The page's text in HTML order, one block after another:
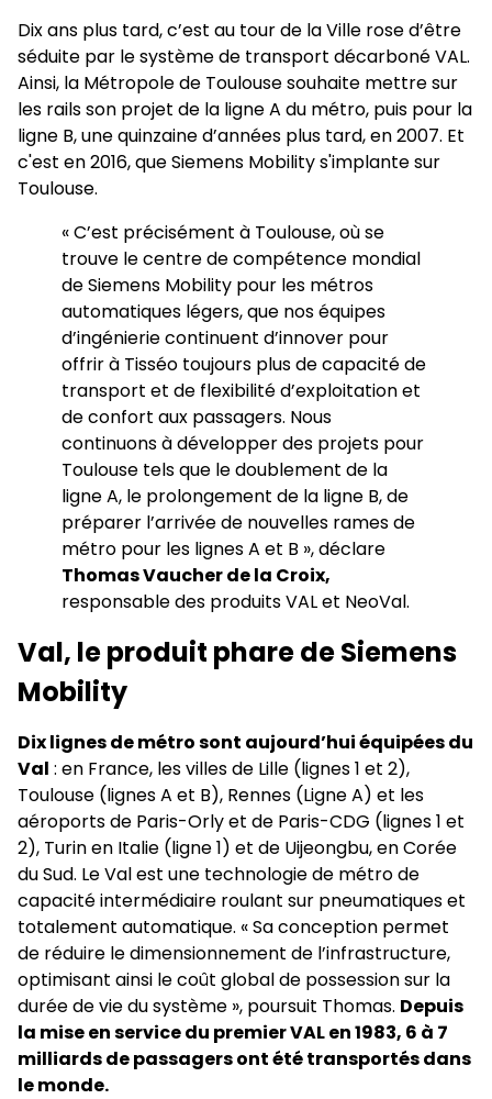
Dix ans plus tard, c’est au tour de la Ville rose d’être
séduite par le système de transport décarboné VAL.
Ainsi, la Métropole de Toulouse souhaite mettre sur
les rails son projet de la ligne A du métro, puis pour la
ligne B, une quinzaine d’années plus tard, en 2007. Et
c'est en 2016, que Siemens Mobility s'implante sur
Toulouse.
« C’est précisément à Toulouse, où se
trouve le centre de compétence mondial
de Siemens Mobility pour les métros
automatiques légers, que nos équipes
d’ingénierie continuent d’innover pour
offrir à Tisséo toujours plus de capacité de
transport et de flexibilité d’exploitation et
de confort aux passagers. Nous
continuons à développer des projets pour
Toulouse tels que le doublement de la
ligne A, le prolongement de la ligne B, de
préparer l’arrivée de nouvelles rames de
métro pour les lignes A et B », déclare
Thomas Vaucher de la Croix,
responsable des produits VAL et NeoVal.
Val, le produit phare de Siemens
Mobility
Dix lignes de métro sont aujourd’hui équipées du
Val : en France, les villes de Lille (lignes 1 et 2),
Toulouse (lignes A et B), Rennes (Ligne A) et les
aéroports de Paris-Orly et de Paris-CDG (lignes 1 et
2), Turin en Italie (ligne 1) et de Uijeongbu, en Corée
du Sud. Le Val est une technologie de métro de
capacité intermédiaire roulant sur pneumatiques et
totalement automatique. « Sa conception permet
de réduire le dimensionnement de l’infrastructure,
optimisant ainsi le coût global de possession sur la
durée de vie du système », poursuit Thomas. Depuis
la mise en service du premier VAL en 1983, 6 à 7
milliards de passagers ont été transportés dans
le monde.